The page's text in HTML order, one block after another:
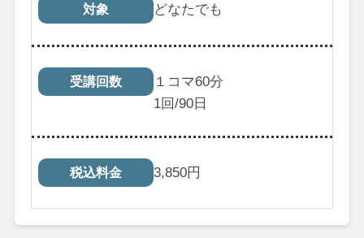
対象 どなたでも
受講回数
１コマ60分
1回/90日
税込料金 3,850円